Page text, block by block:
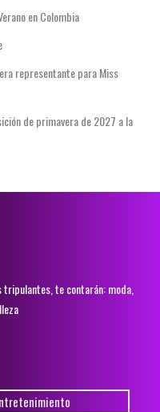
en Colombia
representante para Miss
de primavera de 2027 a la
te contarán: moda,